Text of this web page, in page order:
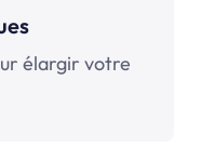
élargir votre